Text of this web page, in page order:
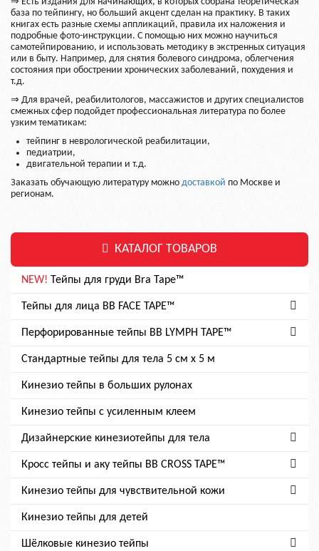
база по тейпингу, но больший акцент сделан на практику. В таких
книгах есть разные схемы аппликаций, правила их наложения и
подробные фото-инструкции. С помощью них можно научиться
самотейпированию, и использовать методику в экстренных ситуация
или в быту. Например, для снятия болевого синдрома, облегчения
состояния при обострении хронических заболеваний, похудения и
т.д.
⇒ Для врачей, реабилитологов, массажистов и других специалистов
смежных сфер подойдет профессиональная литература по более
узким тематикам:
тейпинг в неврологической реабилитации,
педиатрии,
двигательной терапии и т.д.
Заказать обучающую литературу можно доставкой по Москве и
регионам.
КАТАЛОГ ТОВАРОВ
NEW! Тейпы для груди Bra Tape™
Тейпы для лица BB FACE TAPE™
Перфорированные тейпы BB LYMPH TAPE™
Стандартные тейпы для тела 5 см x 5 м
Кинезио тейпы в больших рулонах
Кинезио тейпы с усиленным клеем
Дизайнерские кинезиотейпы для тела
Кросс тейпы и аку тейпы BB CROSS TAPE™
Кинезио тейпы для чувствительной кожи
Кинезио тейпы для детей
Шёлковые кинезио тейпы